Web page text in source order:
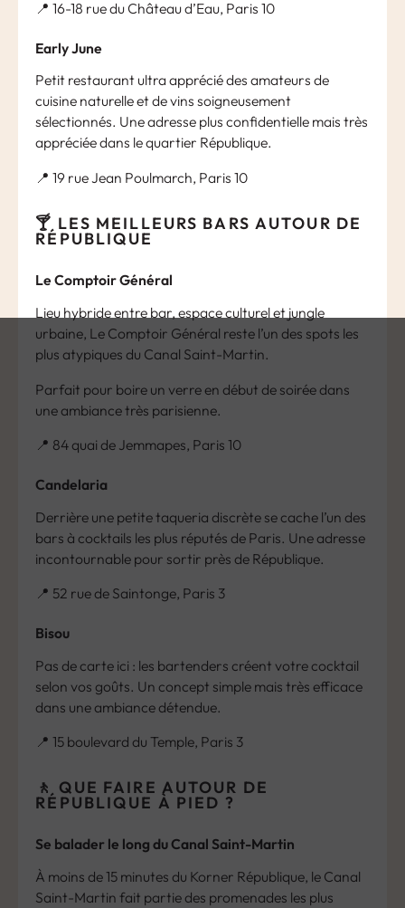
📍 16-18 rue du Château d’Eau, Paris 10
Early June
Petit restaurant ultra apprécié des amateurs de
cuisine naturelle et de vins soigneusement
sélectionnés. Une adresse plus confidentielle mais très
appréciée dans le quartier République.
📍 19 rue Jean Poulmarch, Paris 10
🍸 LES MEILLEURS BARS AUTOUR DE
RÉPUBLIQUE
Le Comptoir Général
Lieu hybride entre bar, espace culturel et jungle
urbaine, Le Comptoir Général reste l’un des spots les
plus atypiques du Canal Saint-Martin.
Parfait pour boire un verre en début de soirée dans
une ambiance très parisienne.
📍 84 quai de Jemmapes, Paris 10
Candelaria
Derrière une petite taqueria discrète se cache l’un des
bars à cocktails les plus réputés de Paris. Une adresse
incontournable pour sortir près de République.
📍 52 rue de Saintonge, Paris 3
Bisou
Pas de carte ici : les bartenders créent votre cocktail
selon vos goûts. Un concept simple mais très efficace
dans une ambiance détendue.
📍 15 boulevard du Temple, Paris 3
🚶 QUE FAIRE AUTOUR DE
RÉPUBLIQUE À PIED ?
Se balader le long du Canal Saint-Martin
À moins de 15 minutes du Korner République, le Canal
Saint-Martin fait partie des promenades les plus